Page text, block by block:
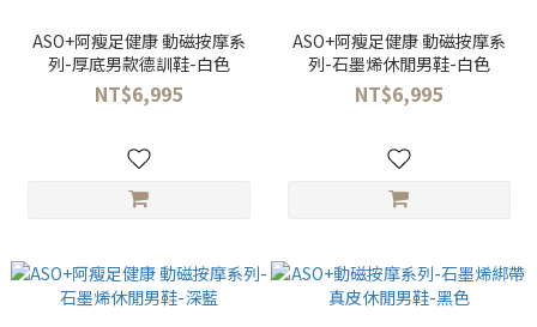
ASO+阿瘦足健康 動磁按摩系
列-厚底男款德訓鞋-白色
NT$6,995
ASO+阿瘦足健康 動磁按摩系
列-石墨烯休閒男鞋-白色
NT$6,995